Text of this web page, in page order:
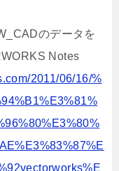
のデータを
Notes
2011/06/16/%